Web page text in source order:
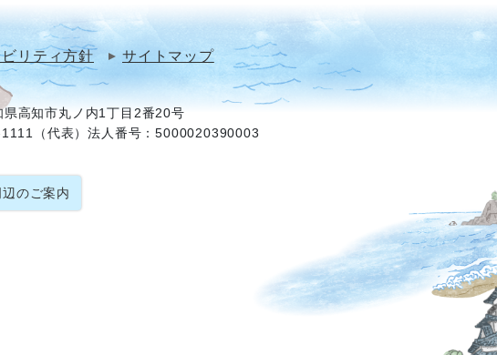
リティ方針 サイトマップ
県高知市丸ノ内1丁目2番20号
（代表）法人番号：5000020390003
のご案内